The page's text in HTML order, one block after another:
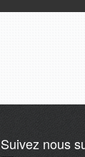
Suivez nous